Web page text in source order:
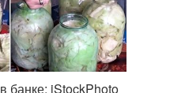
банке: iStockPhoto